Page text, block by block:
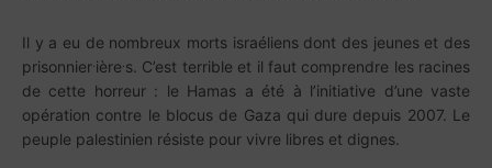
Il y a eu de nombreux morts israéliens dont des jeunes et des
prisonnier.ière.s. C’est terrible et il faut comprendre les racines
de cette horreur : le Hamas a été à l’initiative d’une vaste
opération contre le blocus de Gaza qui dure depuis 2007. Le
peuple palestinien résiste pour vivre libres et dignes.